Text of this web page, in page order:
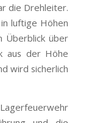
die Drehleiter.
luftige Höhen
Überblick über
aus der Höhe
wird sicherlich